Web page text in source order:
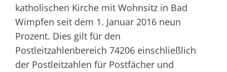
katholischen Kirche mit Wohnsitz in Bad
Wimpfen seit dem 1. Januar 2016 neun
Prozent. Dies gilt für den
Postleitzahlenbereich 74206 einschließlich
der Postleitzahlen für Postfächer und